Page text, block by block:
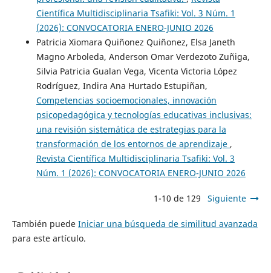
Científica Multidisciplinaria Tsafiki: Vol. 3 Núm. 1
(2026): CONVOCATORIA ENERO-JUNIO 2026
Patricia Xiomara Quiñonez Quiñonez, Elsa Janeth
Magno Arboleda, Anderson Omar Verdezoto Zuñiga,
Silvia Patricia Gualan Vega, Vicenta Victoria López
Rodríguez, Indira Ana Hurtado Estupiñan,
Competencias socioemocionales, innovación
psicopedagógica y tecnologías educativas inclusivas:
una revisión sistemática de estrategias para la
transformación de los entornos de aprendizaje ,
Revista Científica Multidisciplinaria Tsafiki: Vol. 3
Núm. 1 (2026): CONVOCATORIA ENERO-JUNIO 2026
1-10 de 129 Siguiente
También puede Iniciar una búsqueda de similitud avanzada
para este artículo.